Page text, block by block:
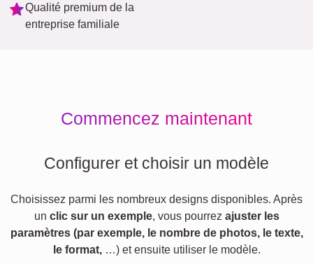
Qualité premium de la
entreprise familiale
Commencez maintenant
Configurer et choisir un modèle
Choisissez parmi les nombreux designs disponibles. Après
un clic sur un exemple, vous pourrez ajuster les
paramètres (par exemple, le nombre de photos, le texte,
le format,…) et ensuite utiliser le modèle.